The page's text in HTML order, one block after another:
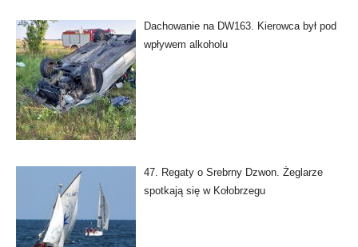
Dachowanie na DW163. Kierowca był pod
wpływem alkoholu
47. Regaty o Srebrny Dzwon. Żeglarze
spotkają się w Kołobrzegu